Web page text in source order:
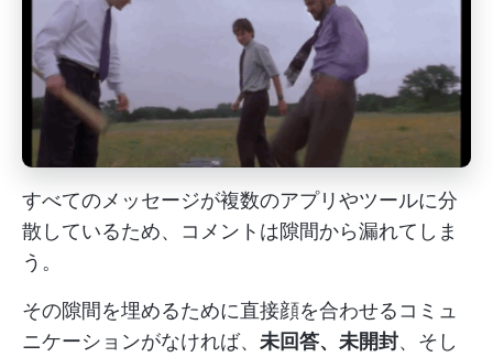
すべてのメッセージが複数のアプリやツールに分
散しているため、コメントは隙間から漏れてしま
う。
その隙間を埋めるために直接顔を合わせるコミュ
ニケーションがなければ、 未回答、未開封、そし